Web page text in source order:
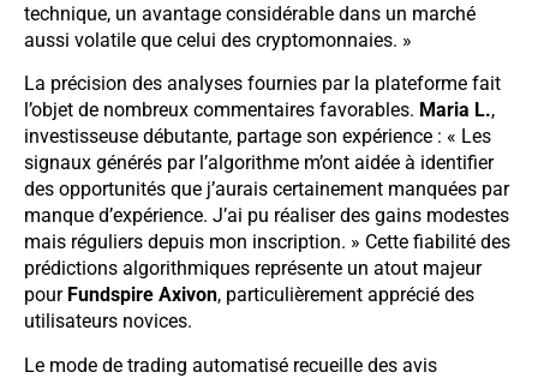
technique, un avantage considérable dans un marché
aussi volatile que celui des cryptomonnaies. »
La précision des analyses fournies par la plateforme fait
l’objet de nombreux commentaires favorables. Maria L.,
investisseuse débutante, partage son expérience : « Les
signaux générés par l’algorithme m’ont aidée à identifier
des opportunités que j’aurais certainement manquées par
manque d’expérience. J’ai pu réaliser des gains modestes
mais réguliers depuis mon inscription. » Cette fiabilité des
prédictions algorithmiques représente un atout majeur
pour Fundspire Axivon, particulièrement apprécié des
utilisateurs novices.
Le mode de trading automatisé recueille des avis